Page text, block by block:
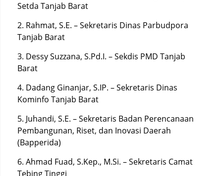
Setda Tanjab Barat
2. Rahmat, S.E. – Sekretaris Dinas Parbudpora
Tanjab Barat
3. Dessy Suzzana, S.Pd.I. – Sekdis PMD Tanjab
Barat
4. Dadang Ginanjar, S.IP. – Sekretaris Dinas
Kominfo Tanjab Barat
5. Juhandi, S.E. – Sekretaris Badan Perencanaan
Pembangunan, Riset, dan Inovasi Daerah
(Bapperida)
6. Ahmad Fuad, S.Kep., M.Si. – Sekretaris Camat
Tebing Tinggi